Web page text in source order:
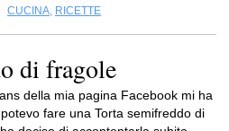
CUCINA, RICETTE
di fragole
della mia pagina Facebook mi ha
fare una Torta semifreddo di